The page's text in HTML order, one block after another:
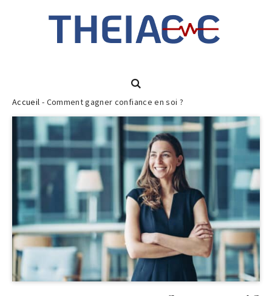
Accueil - Comment gagner confiance en soi ?